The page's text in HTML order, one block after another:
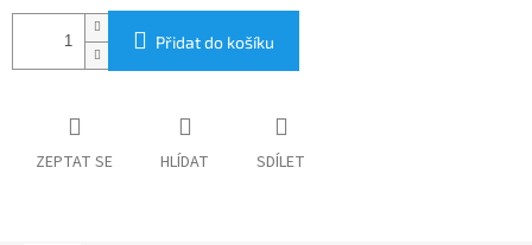
Přidat do košíku
ZEPTAT SE HLÍDAT SDÍLET